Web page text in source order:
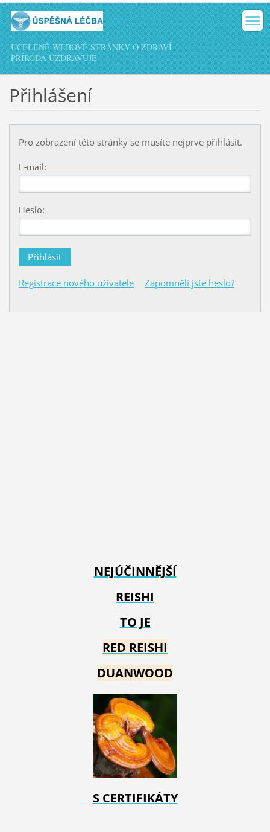
UCELENÉ WEBOVÉ STRÁNKY O ZDRAVÍ -
PŘÍRODA UZDRAVUJE
Přihlášení
Pro zobrazení této stránky se musíte nejprve přihlásit.
E-mail:
Heslo:
Registrace nového uživatele Zapomněli jste heslo?
NEJÚČINNĚJŠÍ
REISHI
TO JE
RED REISHI
DUANWOOD
S CERTIFIKÁTY